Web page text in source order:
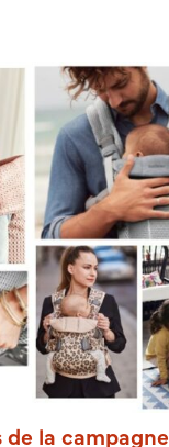
de la campagne